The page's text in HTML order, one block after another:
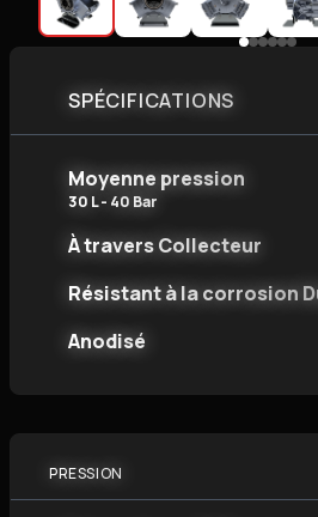
SPÉCIFICATIONS
Moyenne pression
30 L - 40 Bar
À travers Collecteur
Résistant à la corrosion
Anodisé
PRESSION